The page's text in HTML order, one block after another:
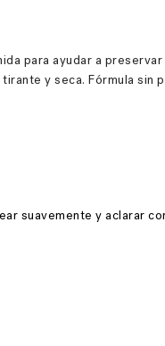
para ayudar a
y seca. Fórmula sin
suavemente y aclarar